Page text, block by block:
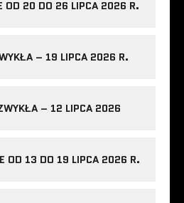
OD 20 DO 26 LIPCA 2026 R.
– 19 LIPCA 2026 R.
– 12 LIPCA 2026
OD 13 DO 19 LIPCA 2026 R.